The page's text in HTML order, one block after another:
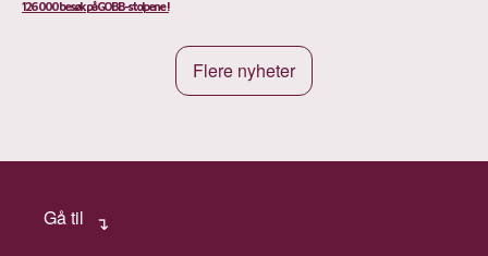
126 000 besøk på GOBB-stolpene !
Flere nyheter
Gå til